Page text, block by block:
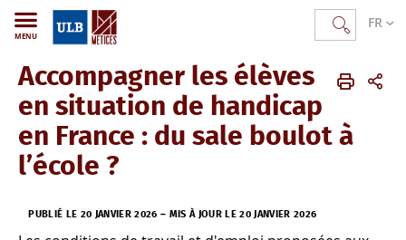
FR
MENU
METICES FR Actualités Événements
Accompagner les élèves
en situation de handicap
en France : du sale boulot à
l’école ?
PUBLIÉ LE 20 JANVIER 2026 – MIS À JOUR LE 20 JANVIER 2026